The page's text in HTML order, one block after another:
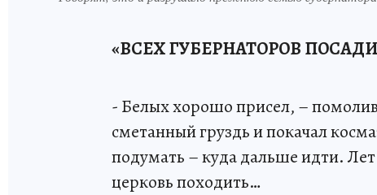
«ВСЕХ ГУБЕРНАТОРОВ
- Белых хорошо присел, –
сметанный груздь и покачал
подумать – куда дальше идти.
церковь походить…